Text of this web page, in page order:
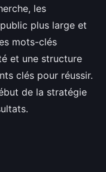
les
plus large et
mots-clés
et une structure
clés pour réussir.
de la stratégie